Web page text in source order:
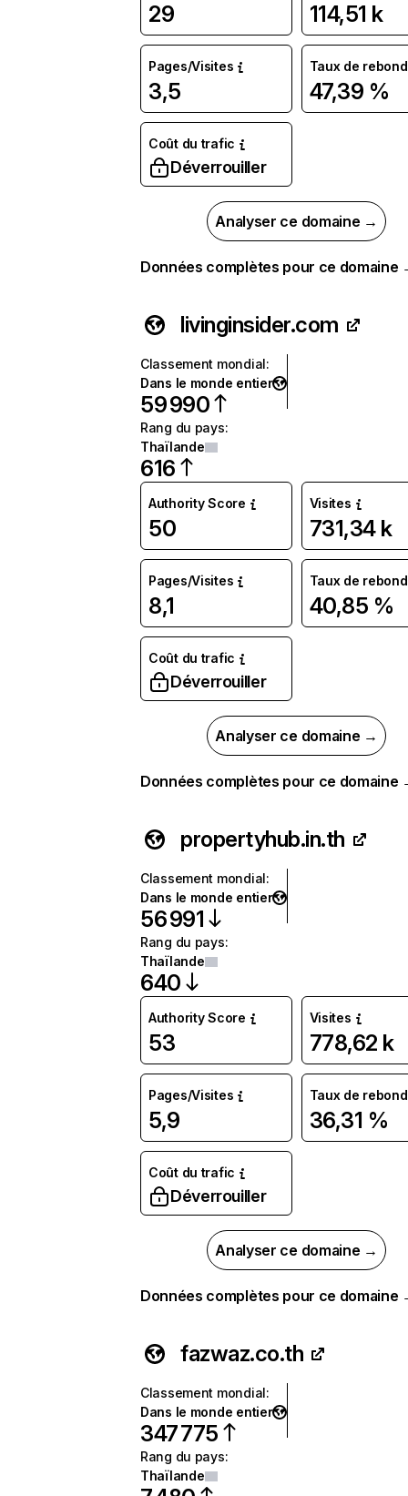
29 114,51 k
Pages/Visites
3,5
Taux de rebond
47,39 %
Coût du trafic
Déverrouiller
Analyser ce domaine →
Données complètes pour ce domaine
livinginsider.com
Classement mondial:
Dans le monde entier
59 990
Rang du pays:
Thaïlande
616
Authority Score
50
Visites
731,34 k
Pages/Visites
8,1
Taux de rebond
40,85 %
Coût du trafic
Déverrouiller
Analyser ce domaine →
Données complètes pour ce domaine
propertyhub.in.th
Classement mondial:
Dans le monde entier
56 991
Rang du pays:
Thaïlande
640
Authority Score
53
Visites
778,62 k
Pages/Visites
5,9
Taux de rebond
36,31 %
Coût du trafic
Déverrouiller
Analyser ce domaine →
Données complètes pour ce domaine
fazwaz.co.th
Classement mondial:
Dans le monde entier
347 775
Rang du pays:
Thaïlande